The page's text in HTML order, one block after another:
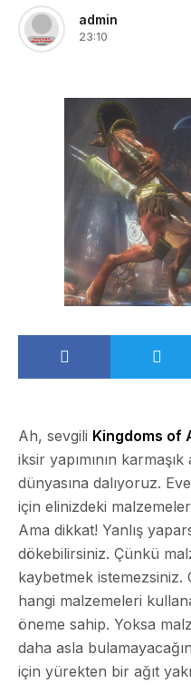
admin
23:10
Ah, sevgili Kingdoms of
iksir yapımının
dünyasına dalıyoruz.
için elinizdeki
Ama dikkat! Yanlış
dökebilirsiniz. Çünkü
kaybetmek istemezsiniz.
hangi malzemeleri
öneme sahip. Yoksa
daha asla
için yürekten bir ağıt